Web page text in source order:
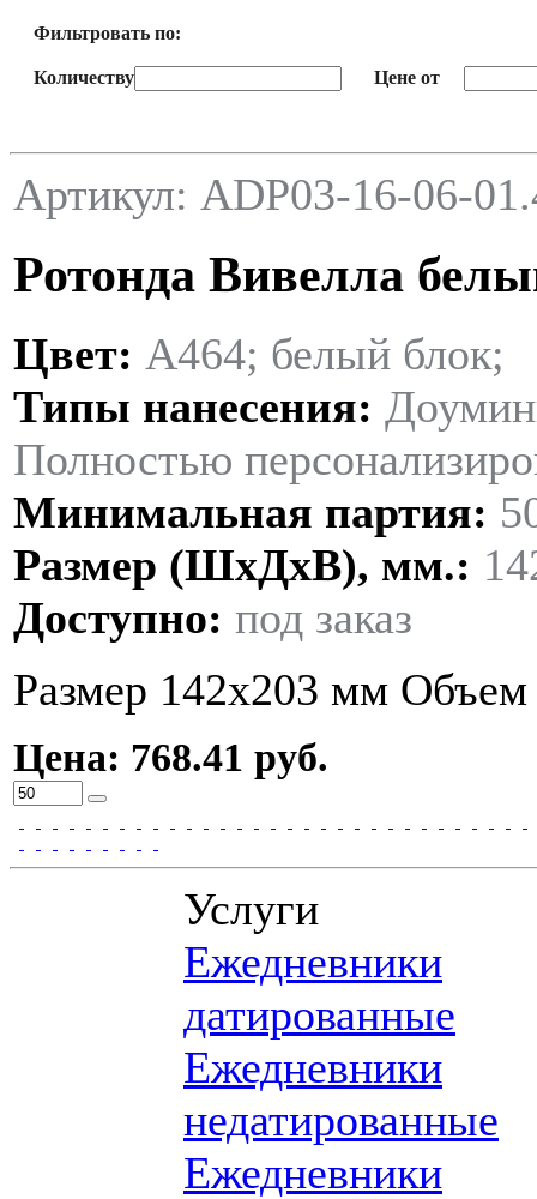
Фильтровать по:
Количеству Цене от
Артикул: ADP03-16-06-
Ротонда Вивелла
Цвет: А464; белый блок;
Типы нанесения:
Полностью
Минимальная партия:
Размер (ШxДxВ), мм.:
Доступно: под заказ
Размер 142х203 мм Объем
Цена: 768.41 руб.
Услуги
Ежедневники
датированные
Ежедневники
недатированные
Ежедневники